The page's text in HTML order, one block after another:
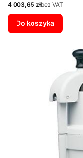
Cena
4 003,65 złbez VAT
Do koszyka